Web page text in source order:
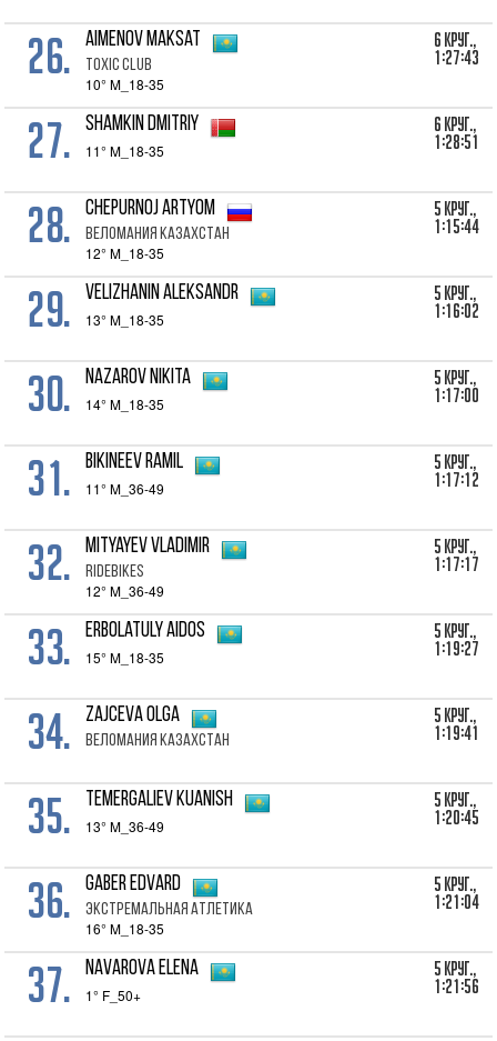
26. Aimenov Maksat
Toxic Club
10° M_18-35
6 Круг.,
1:27:43
27. Shamkin Dmitriy
11° M_18-35
6 Круг.,
1:28:51
28. Chepurnoj Artyom
Веломания Казахстан
12° M_18-35
5 Круг.,
1:15:44
29. Velizhanin Aleksandr
13° M_18-35
5 Круг.,
1:16:02
30. Nazarov Nikita
14° M_18-35
5 Круг.,
1:17:00
31. Bikineev Ramil
11° M_36-49
5 Круг.,
1:17:12
32. Mityayev Vladimir
RideBikes
12° M_36-49
5 Круг.,
1:17:17
33. Erbolatuly Aidos
15° M_18-35
5 Круг.,
1:19:27
34. Zajceva Olga
Веломания Казахстан
5 Круг.,
1:19:41
35. Temergaliev Kuanish
13° M_36-49
5 Круг.,
1:20:45
36. Gaber Edvard
Экстремальная Атлетика
16° M_18-35
5 Круг.,
1:21:04
37. Navarova Elena
1° F_50+
5 Круг.,
1:21:56